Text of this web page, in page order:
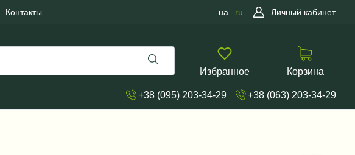
Контакты ua ru Личный кабинет
Избранное Корзина
+38 (095) 203-34-29 +38 (063) 203-34-29